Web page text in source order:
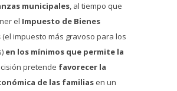
municipales, al tiempo que
el Impuesto de Bienes
(el impuesto más gravoso para los
en los mínimos que permite la
pretende favorecer la
de las familias en un